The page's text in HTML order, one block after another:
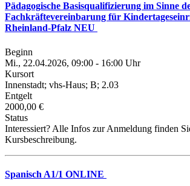
Pädagogische Basisqualifizierung im Sinne
Fachkräftevereinbarung für
Rheinland-Pfalz NEU
Beginn
Mi., 22.04.2026, 09:00 - 16:00 Uhr
Kursort
Innenstadt; vhs-Haus; B; 2.03
Entgelt
2000,00 €
Status
Interessiert? Alle Infos zur Anmeldung finden
Kursbeschreibung.
Spanisch A1/1 ONLINE